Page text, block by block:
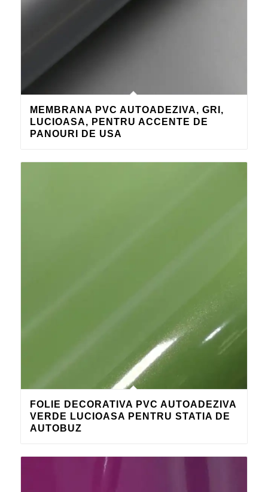
MEMBRANA PVC AUTOADEZIVA, GRI,
LUCIOASA, PENTRU ACCENTE DE
PANOURI DE USA
FOLIE DECORATIVA PVC AUTOADEZIVA
VERDE LUCIOASA PENTRU STATIA DE
AUTOBUZ